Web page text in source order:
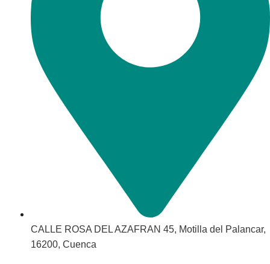
CALLE ROSA DEL AZAFRAN 45, Motilla del Palancar,
16200, Cuenca